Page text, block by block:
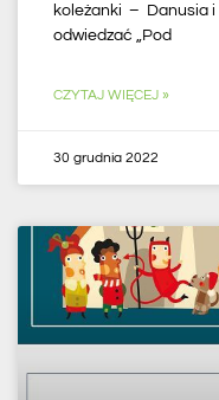
koleżanki – Danusia i
odwiedzać „Pod
CZYTAJ WIĘCEJ »
30 grudnia 2022